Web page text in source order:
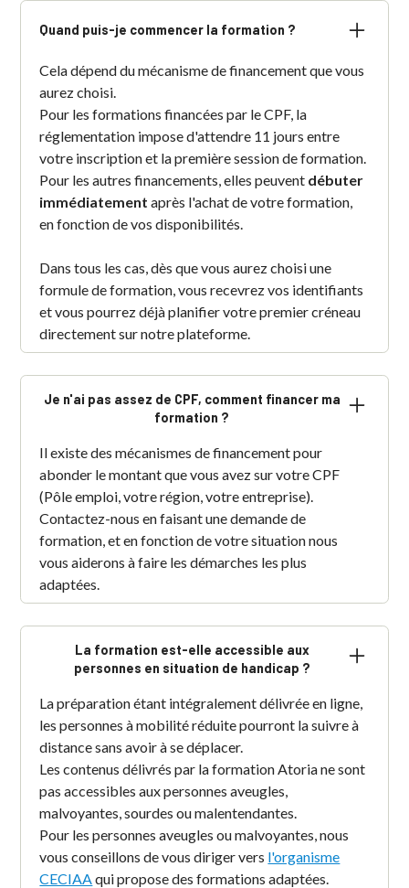
Quand puis-je commencer la formation ?
Cela dépend du mécanisme de financement que vous
aurez choisi.
Pour les formations financées par le CPF, la
réglementation impose d'attendre 11 jours entre
votre inscription et la première session de formation.
Pour les autres financements, elles peuvent débuter
immédiatementaprès l'achat de votre formation,
en fonction de vos disponibilités.
Dans tous les cas, dès que vous aurez choisi une
formule de formation, vous recevrez vos identifiants
et vous pourrez déjà planifier votre premier créneau
directement sur notre plateforme.
Je n'ai pas assez de CPF, comment financer ma
formation ?
Il existe des mécanismes de financement pour
abonder le montant que vous avez sur votre CPF
(Pôle emploi, votre région, votre entreprise).
Contactez-nous en faisant une demande de
formation, et en fonction de votre situation nous
vous aiderons à faire les démarches les plus
adaptées.
La formation est-elle accessible aux
personnes en situation de handicap ?
La préparation étant intégralement délivrée en ligne,
les personnes à mobilité réduite pourront la suivre à
distance sans avoir à se déplacer.
Les contenus délivrés par la formation Atoria ne sont
pas accessibles aux personnes aveugles,
malvoyantes, sourdes ou malentendantes.
Pour les personnes aveugles ou malvoyantes, nous
vous conseillons de vous diriger vers l'organisme
CECIAAqui propose des formations adaptées.